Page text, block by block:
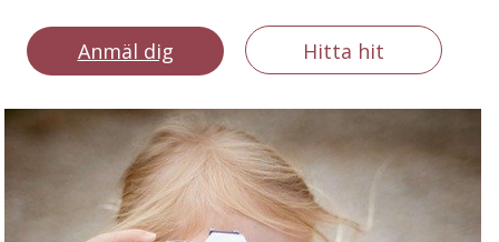
Anmäl dig Hitta hit